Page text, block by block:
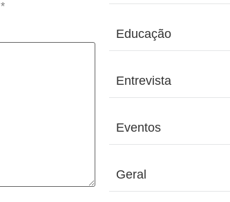
*
Educação
Entrevista
Eventos
Geral